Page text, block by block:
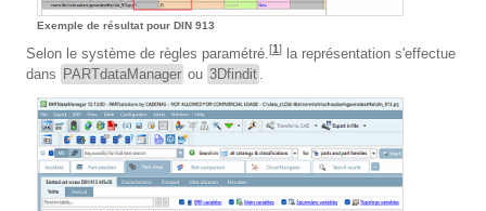
Exemple de résultat pour DIN 913
Selon le système de règles paramétré.[1] la représentation s'effectue
dans PARTdataManager ou 3Dfindit .